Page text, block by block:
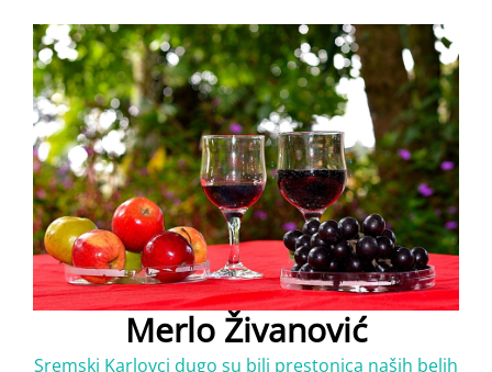
Merlo Živanović
Sremski Karlovci dugo su bili prestonica naših belih